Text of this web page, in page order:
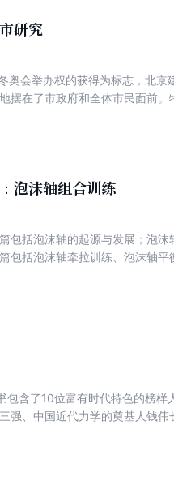
研究
会举办权的获得为标志，北京
摆在了市政府和全体市民面前
泡沫轴组合训练
包括泡沫轴的起源与发展；泡
包括泡沫轴牵拉训练、泡沫轴
包含了10位富有时代特色的榜
强、中国近代力学的奠基人钱